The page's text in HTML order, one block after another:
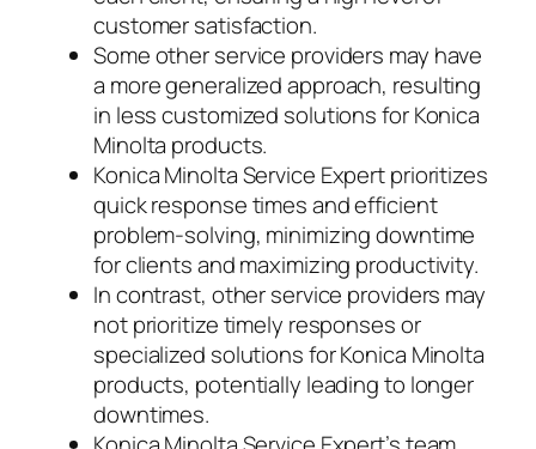
customer satisfaction.
Some other service providers may have
a more generalized approach, resulting
in less customized solutions for Konica
Minolta products.
Konica Minolta Service Expert prioritizes
quick response times and efficient
problem-solving, minimizing downtime
for clients and maximizing productivity.
In contrast, other service providers may
not prioritize timely responses or
specialized solutions for Konica Minolta
products, potentially leading to longer
downtimes.